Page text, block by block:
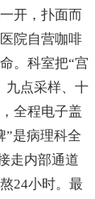
开，扑面而
院自营咖啡
。科室把“宫
九点采样、十
全程电子盖
”是病理科全
走内部通道
24小时。最